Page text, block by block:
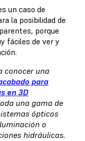
un caso de
la posibilidad de
porque
fáciles de ver y
conocer una
para
en 3D
una gama de
ópticos
o
hidráulicas.